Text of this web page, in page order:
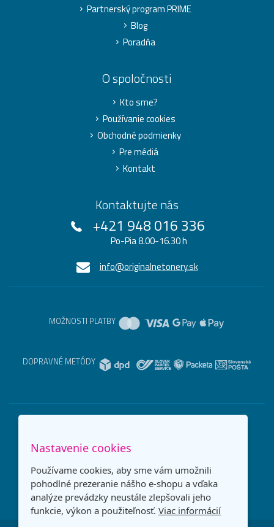
Partnerský program PRIME
Blog
Poradňa
O spoločnosti
Kto sme?
Používanie cookies
Obchodné podmienky
Pre médiá
Kontakt
Kontaktujte nás
+421 948 016 336
Po-Pia 8.00-16.30 h
info@originalnetonery.sk
MOŽNOSTI PLATBY
DOPRAVNÉ METÓDY
Nastavenie cookies
Používame cookies, aby sme vám umožnili
pohodlné prezeranie nášho e-shopu a vďaka
analýze prevádzky neustále zlepšovali jeho
funkcie, výkon a použiteľnosť. Viac informácií